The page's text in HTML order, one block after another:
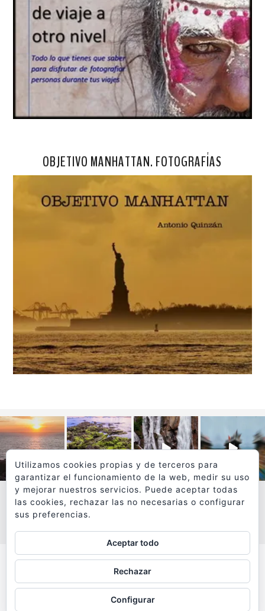
OBJETIVO MANHATTAN. FOTOGRAFÍAS
VER MÁS
Todos los textos y fotografías de
www.viajesyfotografia.comson propiedad de su autor
y están protegidos por © Copyright
Utilizamos cookies propias y de terceros para
garantizar el funcionamiento de la web, medir su uso
y mejorar nuestros servicios. Puede aceptar todas
las cookies, rechazar las no necesarias o configurar
sus preferencias.
Aceptar todo
Rechazar
Configurar